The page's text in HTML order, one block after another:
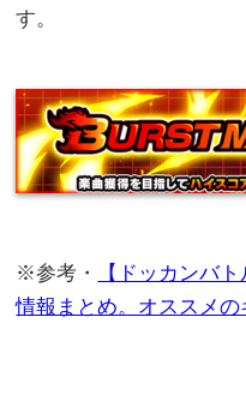
す。
※参考・
【ドッカンバ
情報まとめ。オススメ